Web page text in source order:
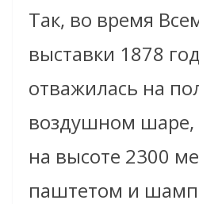
Так, во время
выставки 1878
отважилась на
воздушном шаре,
на высоте 2300
паштетом и